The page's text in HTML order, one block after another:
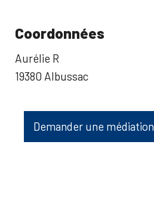
Coordonnées
Aurélie R
19380 Albussac
Demander une médiation